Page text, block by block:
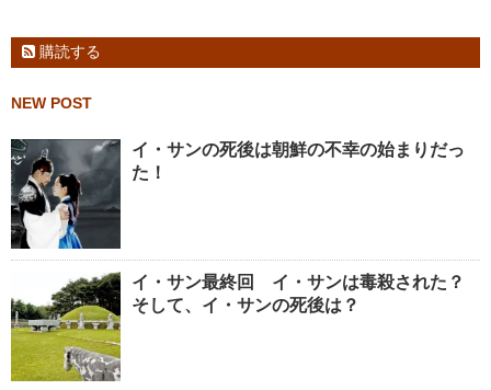
購読する
NEW POST
イ・サンの死後は朝鮮の不幸の始まりだっ
た！
イ・サン最終回 イ・サンは毒殺された？
そして、イ・サンの死後は？